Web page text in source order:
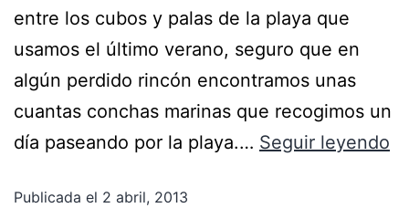
entre los cubos y palas de la playa que
usamos el último verano, seguro que en
algún perdido rincón encontramos unas
cuantas conchas marinas que recogimos un
día paseando por la playa.… Seguir leyendo
Publicada el 2 abril, 2013